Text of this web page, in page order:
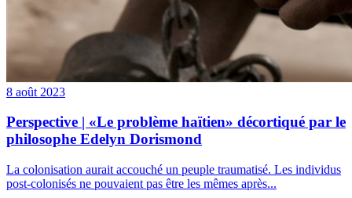
8 août 2023
Perspective | «Le problème haïtien» décortiqué par le
philosophe Edelyn Dorismond
La colonisation aurait accouché un peuple traumatisé. Les individus
post-colonisés ne pouvaient pas être les mêmes après...